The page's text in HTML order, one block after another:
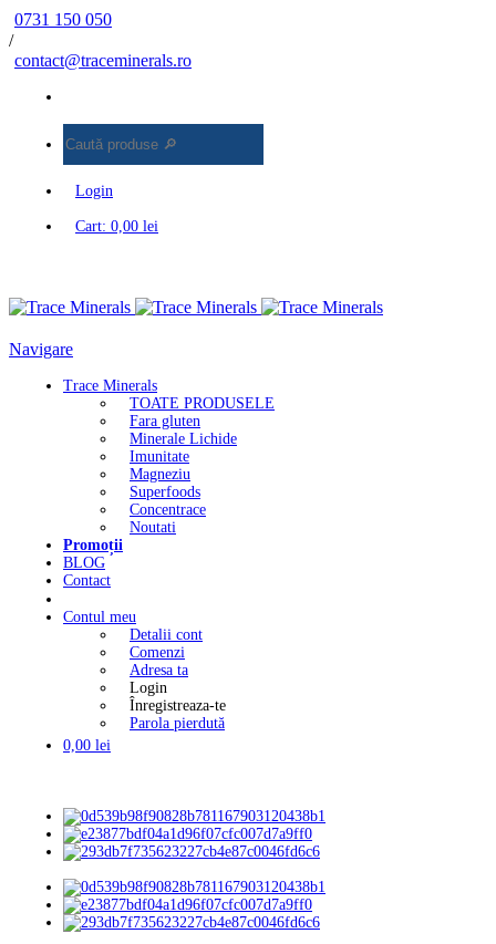
0731 150 050
/
contact@traceminerals.ro
produse
🔎
Login
Cart: 0,00 lei
Navigare
Trace Minerals
TOATE PRODUSELE
Fara gluten
Minerale Lichide
Imunitate
Magneziu
Superfoods
Concentrace
Noutati
Promoții
BLOG
Contact
Contul meu
Detalii cont
Comenzi
Adresa ta
Login
Înregistreaza-te
Parola pierdută
0,00 lei